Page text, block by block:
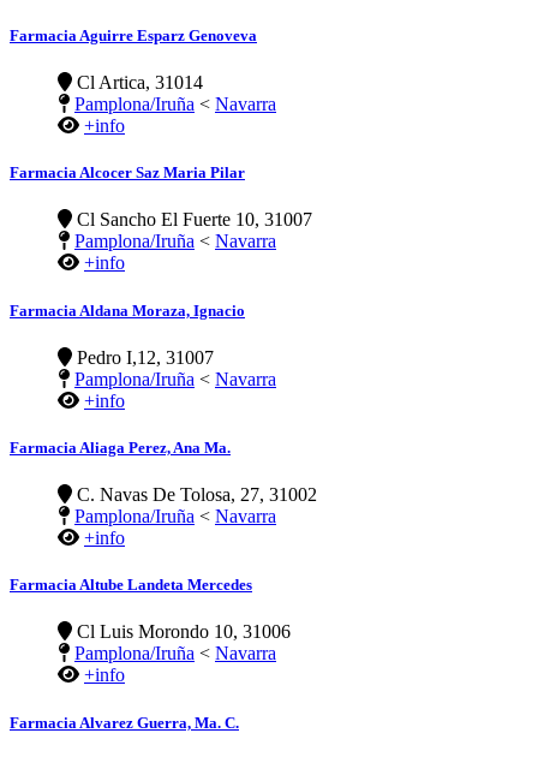
Farmacia Aguirre Esparz Genoveva
Cl Artica, 31014
Pamplona/Iruña < Navarra
+info
Farmacia Alcocer Saz Maria Pilar
Cl Sancho El Fuerte 10, 31007
Pamplona/Iruña < Navarra
+info
Farmacia Aldana Moraza, Ignacio
Pedro I,12, 31007
Pamplona/Iruña < Navarra
+info
Farmacia Aliaga Perez, Ana Ma.
C. Navas De Tolosa, 27, 31002
Pamplona/Iruña < Navarra
+info
Farmacia Altube Landeta Mercedes
Cl Luis Morondo 10, 31006
Pamplona/Iruña < Navarra
+info
Farmacia Alvarez Guerra, Ma. C.